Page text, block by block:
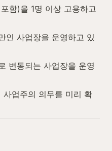
함)을 1명 이상 고용하고
인 사업장을 운영하고 있
변동되는 사업장을 운영
업주의 의무를 미리 확